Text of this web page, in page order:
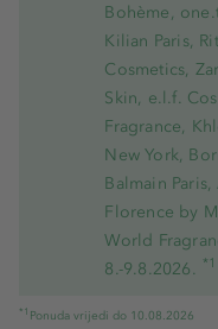
Bohème,
Kilian Paris,
Cosmetics,
Skin, e.l.f.
Fragrance,
New York,
Balmain
Florence by
World
8.-9.8.2026. *1
*1 Ponuda vrijedi do 10.08.2026